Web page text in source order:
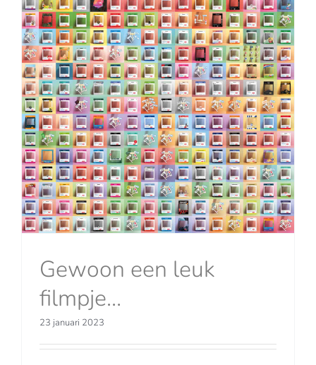
Gewoon een leuk
filmpje…
23 januari 2023